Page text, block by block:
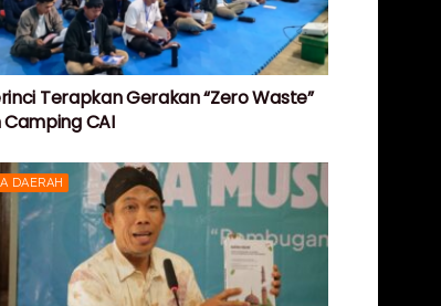
Terapkan Gerakan “Zero Waste”
CAI
DAERAH